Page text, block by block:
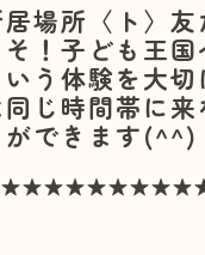
場所〈ト〉友
！子ども王
う体験を大
じ時間帯に
ができます(^^)